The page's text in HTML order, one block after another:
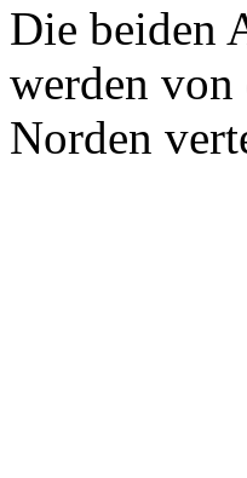
Die beiden
werden von
Norden